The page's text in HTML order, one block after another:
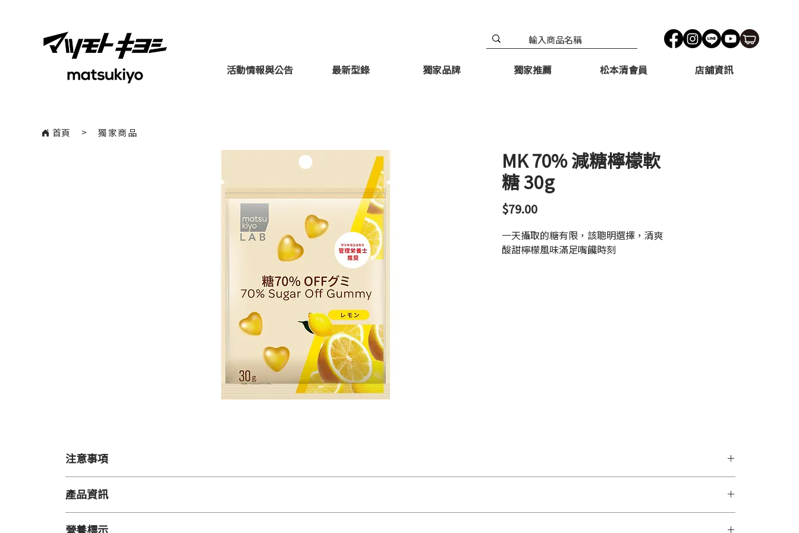
活動情報與公告 最新型錄 獨家品牌 獨家推薦 松本清會員 店舖資訊
MK 70% 減糖檸檬軟
糖 30g
$79.00價
一天攝取的糖有限，該聰明選擇，清爽
酸甜檸檬風味滿足嘴饞時刻
注意事項
開封後請盡早食用完畢
保存於高溫處時容易軟化，造成變形或沾黏
過量食用對敏感者易引起腹瀉
產品資訊
容量
營養標示
首頁 ​> 獨家商品